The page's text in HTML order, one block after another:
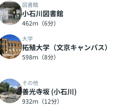
図書館
小石川図書館
462ｍ（6分）
大学
拓殖大学（文京キャンパス）
598ｍ（8分）
その他
善光寺坂 (小石川)
932ｍ（12分）